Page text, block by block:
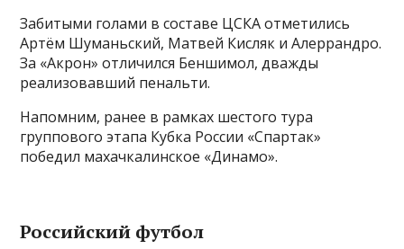
Забитыми голами в составе ЦСКА отметились
Артём Шуманьский, Матвей Кисляк и Алеррандро.
За «Акрон» отличился Беншимол, дважды
реализовавший пенальти.
Напомним, ранее в рамках шестого тура
группового этапа Кубка России «Спартак»
победил махачкалинское «Динамо».
Российский футбол